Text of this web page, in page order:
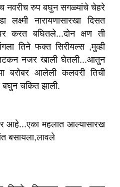
नवरीच रुप बघुन‌ सगळ्यांचे चेहरे
लक्ष्मी नारायणासारखा दिसत
करत बघितले...दोन क्षण ती
तिने फक्त सिरीयल्स ,मुव्ही
पटकन नजर खाली घेतली...आतुन
बरोबर आलेली कलवरी तिची
बघुन चकित झाली.
आहे...एका महलात आल्यासारख
बसायला,लावले